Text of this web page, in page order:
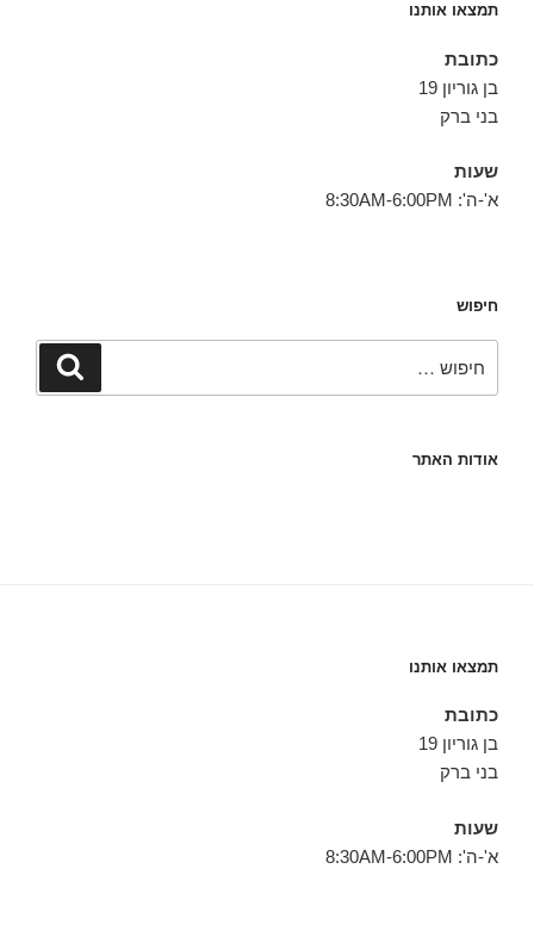
תמצאו אותנו
כתובת
בן גוריון 19
בני ברק
שעות
א'-ה': 8:30AM-6:00PM
חיפוש
חיפוש
אודות האתר
תמצאו אותנו
כתובת
בן גוריון 19
בני ברק
שעות
א'-ה': 8:30AM-6:00PM